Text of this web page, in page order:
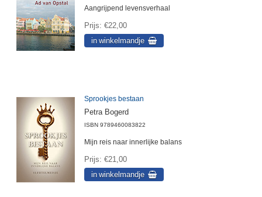
Aangrijpend levensverhaal
Prijs €22,00
Sprookjes bestaan
Petra Bogerd
ISBN 9789460083822
Mijn reis naar innerlijke balans
Prijs €21,00